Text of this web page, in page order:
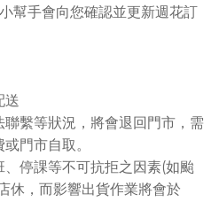
幫手會向您確認並更新週花訂
送
繫等狀況，將會退回門市，需
門市自取。
停課等不可抗拒之因素(如颱
休，而影響出貨作業將會於